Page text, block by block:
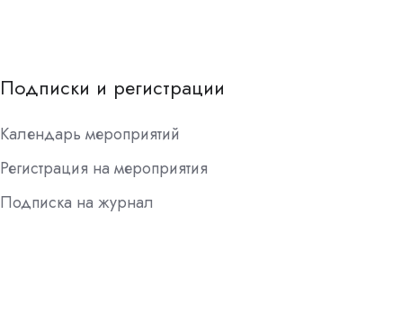
Подписки и регистрации
Календарь мероприятий
Регистрация на мероприятия
Подписка на журнал